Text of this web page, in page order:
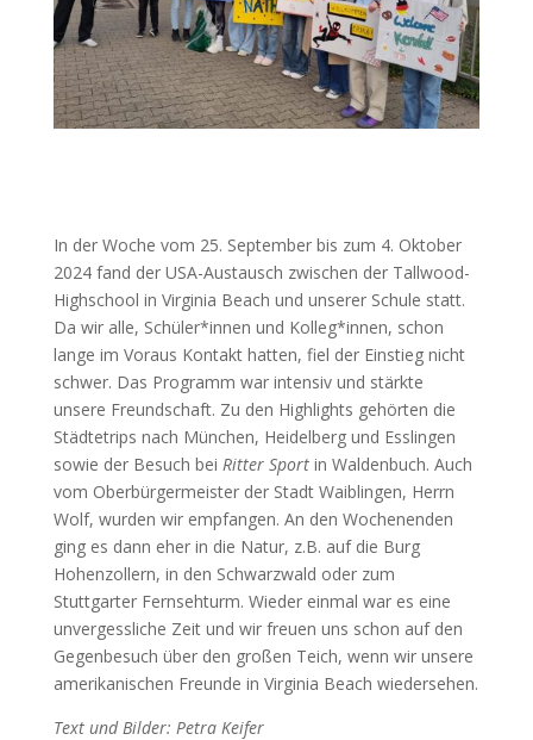
In der Woche vom 25. September bis zum 4. Oktober
2024 fand der USA-Austausch zwischen der Tallwood-
Highschool in Virginia Beach und unserer Schule statt.
Da wir alle, Schüler*innen und Kolleg*innen, schon
lange im Voraus Kontakt hatten, fiel der Einstieg nicht
schwer. Das Programm war intensiv und stärkte
unsere Freundschaft. Zu den Highlights gehörten die
Städtetrips nach München, Heidelberg und Esslingen
sowie der Besuch bei Ritter Sport in Waldenbuch. Auch
vom Oberbürgermeister der Stadt Waiblingen, Herrn
Wolf, wurden wir empfangen. An den Wochenenden
ging es dann eher in die Natur, z.B. auf die Burg
Hohenzollern, in den Schwarzwald oder zum
Stuttgarter Fernsehturm. Wieder einmal war es eine
unvergessliche Zeit und wir freuen uns schon auf den
Gegenbesuch über den großen Teich, wenn wir unsere
amerikanischen Freunde in Virginia Beach wiedersehen.
Text und Bilder: Petra Keifer